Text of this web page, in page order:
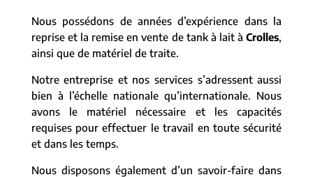
Nous possédons de années d’expérience dans la
reprise et la remise en vente de tank à lait àCrolles,
ainsi que de matériel de traite.
Notre entreprise et nos services s’adressent aussi
bien à l’échelle nationale qu’internationale. Nous
avons le matériel nécessaire et les capacités
requises pour effectuer le travail en toute sécurité
et dans les temps.
Nous disposons également d’un savoir-faire dans